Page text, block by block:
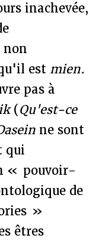
inachevée,
non
est mien.
pas à
(Qu'est-ce
ne sont
qui
« pouvoir-
de
»
êtres